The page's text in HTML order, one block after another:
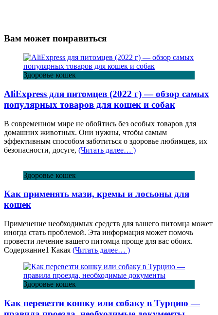
Вам может понравиться
Здоровье кошек
AliExpress для питомцев (2022 г) — обзор самых
популярных товаров для кошек и собак
В современном мире не обойтись без особых товаров для
домашних животных. Они нужны, чтобы самым
эффективным способом заботиться о здоровье любимцев, их
безопасности, досуге, (Читать далее… )
Здоровье кошек
Как применять мази, кремы и лосьоны для
кошек
Применение необходимых средств для вашего питомца может
иногда стать проблемой. Эта информация может помочь
провести лечение вашего питомца проще для вас обоих.
Содержание1 Какая (Читать далее… )
Здоровье кошек
Как перевезти кошку или собаку в Турцию —